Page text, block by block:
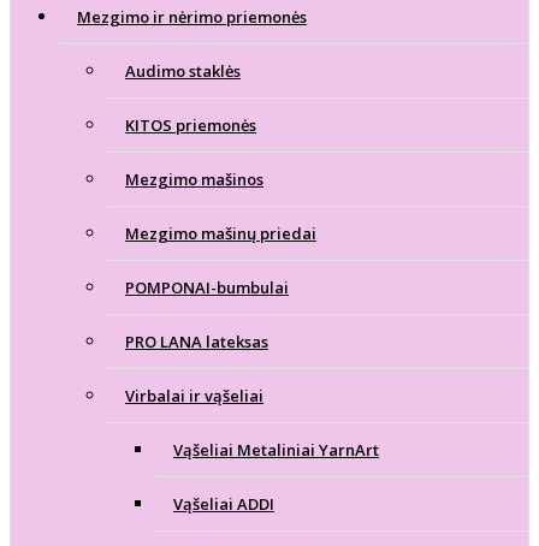
Mezgimo ir nėrimo priemonės
Audimo staklės
KITOS priemonės
Mezgimo mašinos
Mezgimo mašinų priedai
POMPONAI-bumbulai
PRO LANA lateksas
Virbalai ir vąšeliai
Vąšeliai Metaliniai YarnArt
Vąšeliai ADDI